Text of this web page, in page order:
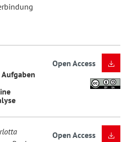
Open Access
Open Access